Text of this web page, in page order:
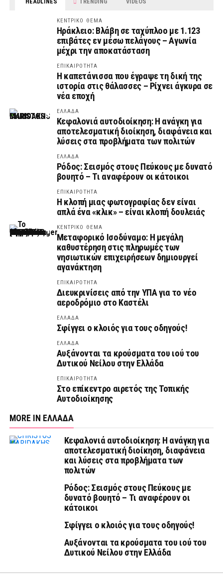
ΚΕΝΤΡΙΚΟ ΘΕΜΑ
Ηράκλειο: Βλάβη σε ταχύπλοο με 1.123
επιβάτες εν μέσω πελάγους – Αγωνία
μέχρι την αποκατάσταση
ΕΠΙΚΑΙΡΟΤΗΤΑ
Η καπετάνισσα που έγραψε τη δική της
ιστορία στις θάλασσες – Ρίχνει άγκυρα σε
νέα εποχή
ΕΛΛΑΔΑ
Κεφαλονιά αυτοδιοίκηση: Η ανάγκη για
αποτελεσματική διοίκηση, διαφάνεια και
λύσεις στα προβλήματα των πολιτών
ΕΛΛΑΔΑ
Ρόδος: Σεισμός στους Πεύκους με δυνατό
βουητό – Τι αναφέρουν οι κάτοικοι
ΕΠΙΚΑΙΡΟΤΗΤΑ
Η κλοπή μιας φωτογραφίας δεν είναι
απλά ένα «κλικ» – είναι κλοπή δουλειάς
ΚΕΝΤΡΙΚΟ ΘΕΜΑ
Μεταφορικό Ισοδύναμο: Η μεγάλη
καθυστέρηση στις πληρωμές των
νησιωτικών επιχειρήσεων δημιουργεί
αγανάκτηση
ΕΠΙΚΑΙΡΟΤΗΤΑ
Διευκρινίσεις από την ΥΠΑ για το νέο
αεροδρόμιο στο Καστέλι
ΕΛΛΑΔΑ
Σφίγγει ο κλοιός για τους οδηγούς!
ΕΛΛΑΔΑ
Αυξάνονται τα κρούσματα του ιού του
Δυτικού Νείλου στην Ελλάδα
ΕΠΙΚΑΙΡΟΤΗΤΑ
Στο επίκεντρο αιρετός της Τοπικής
Αυτοδιοίκησης
MORE IN ΕΛΛΑΔΑ
Κεφαλονιά αυτοδιοίκηση: Η ανάγκη για
αποτελεσματική διοίκηση, διαφάνεια
και λύσεις στα προβλήματα των
πολιτών
Ρόδος: Σεισμός στους Πεύκους με
δυνατό βουητό – Τι αναφέρουν οι
κάτοικοι
Σφίγγει ο κλοιός για τους οδηγούς!
Αυξάνονται τα κρούσματα του ιού του
Δυτικού Νείλου στην Ελλάδα